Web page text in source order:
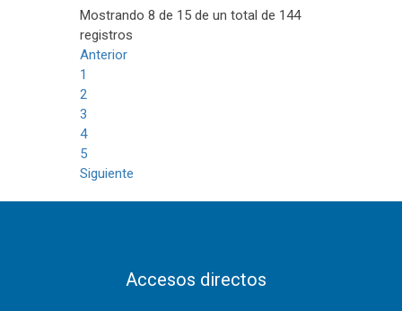
Mostrando 8 de 15 de un total de 144
registros
Anterior
1
2
3
4
5
Siguiente
Accesos directos